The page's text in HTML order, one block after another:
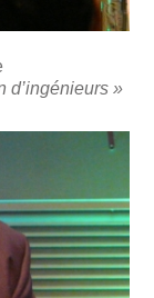
d’ingénieurs »